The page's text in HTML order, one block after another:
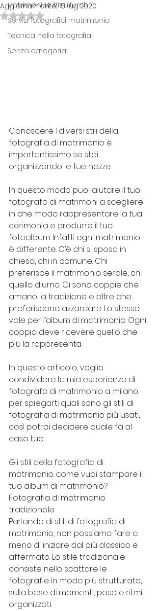
Matrimoni Multiculturali
Servizi fotografici matrimonio
Tecnica nella fotografia
Senza categoria
Aggiornamento:15 lug 2020
Valutazione NaN stelle su 5.
Conoscere I diversi stili della
fotografia di matrimonio è
importantissimo se stai
organizzando le tue nozze.
In questo modo puoi aiutare il tuo
fotografo di matrimoni a scegliere
in che modo rappresentare la tua
cerimonia e produrre il tuo
fotoalbum. Infatti ogni matrimonio
è differente. C’è chi si sposa in
chiesa, chi in comune. Chi
preferisce il matrimonio serale, chi
quello diurno. Ci sono coppie che
amano la tradizione e altre che
preferiscono azzardare. Lo stesso
vale per l’album di matrimonio. Ogni
coppia deve ricevere quello che
più la rappresenta.
In questo articolo, voglio
condividere la mia esperienza di
fotografo di matrimonio a milano
per spiegarti quali sono gli stili di
fotografia di matrimonio più usati,
così potrai decidere quale fa al
caso tuo.
Gli stili della fotografia di
matrimonio: come vuoi stampare il
tuo album di matrimonio?
Fotografia di matrimonio
tradizionale
Parlando di stili di fotografia di
matrimonio, non possiamo fare a
meno di iniziare dal più classico e
affermato. Lo stile tradizionale
consiste nello scattare le
fotografie in modo più strutturato,
sulla base di momenti, pose e ritmi
organizzati.